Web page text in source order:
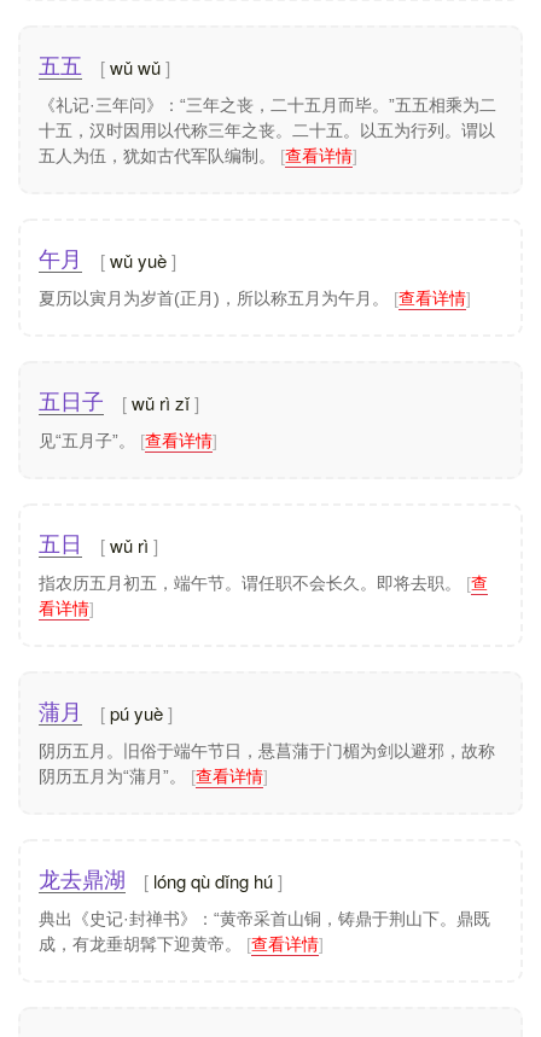
五五 wǔ wǔ
《礼记·三年问》：“三年之丧，二十五月而毕。”五五相乘为二
十五，汉时因用以代称三年之丧。二十五。以五为行列。谓以
五人为伍，犹如古代军队编制。 [查看详情]
午月 wǔ yuè
夏历以寅月为岁首(正月)，所以称五月为午月。 [查看详情]
五日子 wǔ rì zǐ
见“五月子”。 [查看详情]
五日 wǔ rì
指农历五月初五，端午节。谓任职不会长久。即将去职。 [查
看详情]
蒲月 pú yuè
阴历五月。旧俗于端午节日，悬菖蒲于门楣为剑以避邪，故称
阴历五月为“蒲月”。 [查看详情]
龙去鼎湖 lóng qù dǐng hú
典出《史记·封禅书》：“黄帝采首山铜，铸鼎于荆山下。鼎既
成，有龙垂胡髯下迎黄帝。 [查看详情]